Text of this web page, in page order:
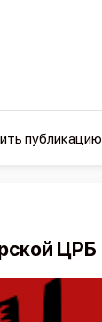
публикацию
ЦРБ